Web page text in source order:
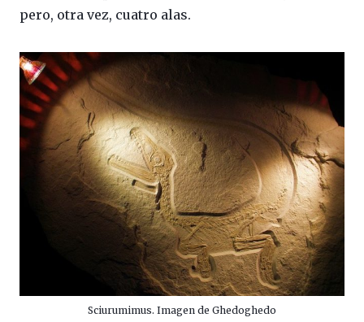
pero, otra vez, cuatro alas.
Sciurumimus. Imagen de Ghedoghedo